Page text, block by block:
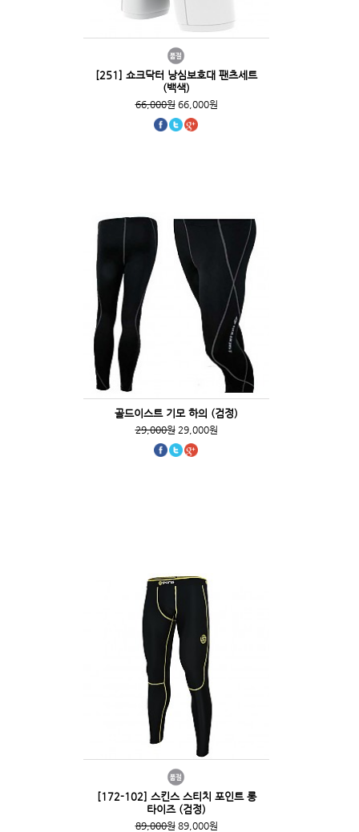
[251] 쇼크닥터 낭심보호대 팬츠세트
(백색)
66,000원66,000원
골드이스트 기모 하의 (검정)
29,000원29,000원
[172-102] 스킨스 스티치 포인트 롱
타이즈 (검정)
89,000원89,000원